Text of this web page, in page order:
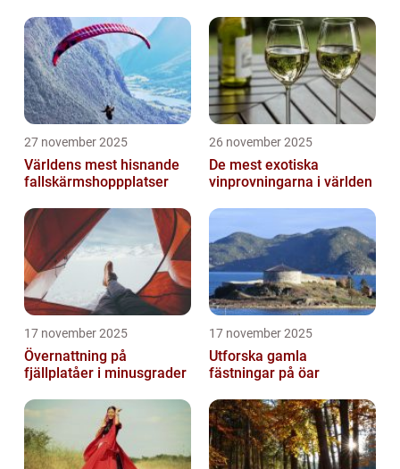
27 november 2025
Världens mest hisnande
fallskärmshoppplatser
26 november 2025
De mest exotiska
vinprovningarna i världen
17 november 2025
Övernattning på
fjällplatåer i minusgrader
17 november 2025
Utforska gamla
fästningar på öar